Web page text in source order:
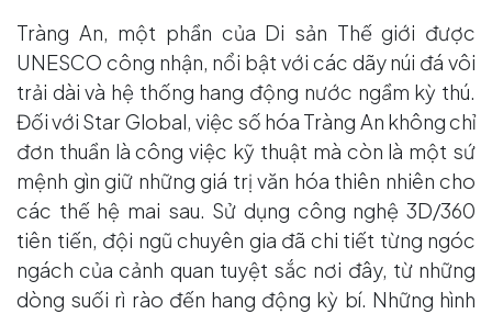
Tràng An, một phần của Di sản Thế giới được
UNESCO công nhận, nổi bật với các dãy núi đá vôi
trải dài và hệ thống hang động nước ngầm kỳ thú.
Đối với Star Global, việc số hóa Tràng An không chỉ
đơn thuần là công việc kỹ thuật mà còn là một sứ
mệnh gìn giữ những giá trị văn hóa thiên nhiên cho
các thế hệ mai sau. Sử dụng công nghệ 3D/360
tiên tiến, đội ngũ chuyên gia đã chi tiết từng ngóc
ngách của cảnh quan tuyệt sắc nơi đây, từ những
dòng suối rì rào đến hang động kỳ bí. Những hình